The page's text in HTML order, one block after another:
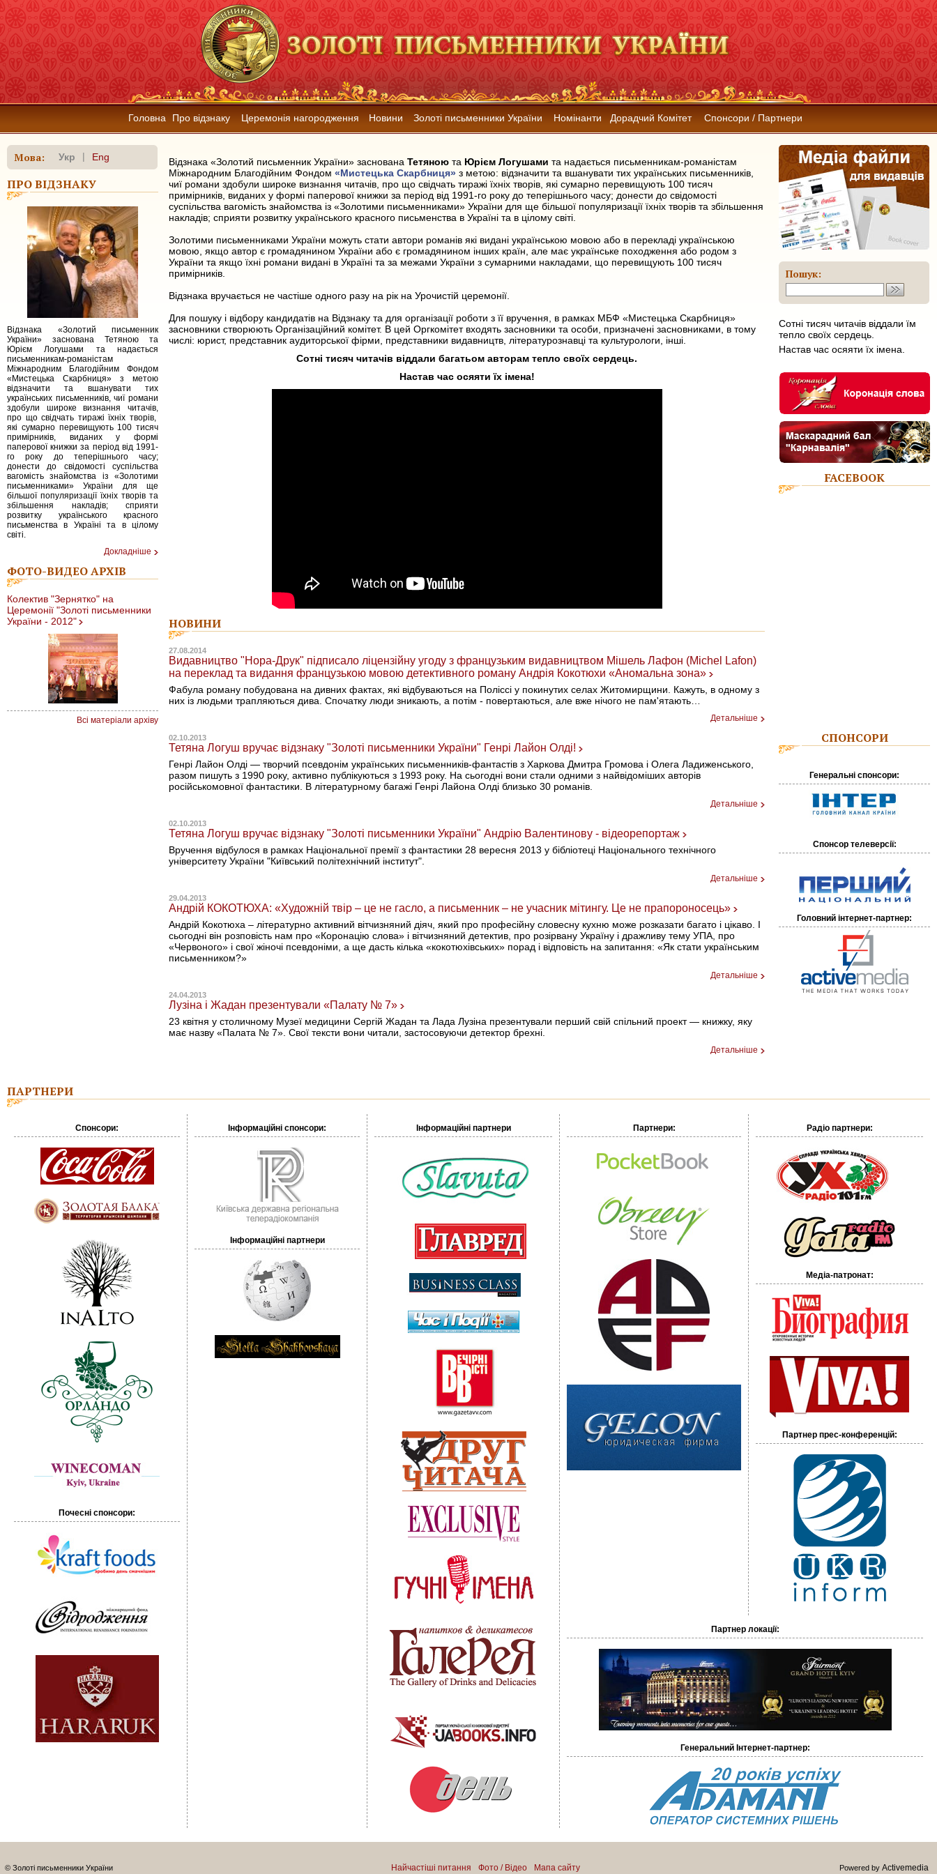
Головна Про відзнаку Церемонія нагородження Новини Золоті письменники України Номінанти Дорадчий Комітет Спонсори / Партнери
Мова: Укр | Eng
ПРО ВІДЗНАКУ
Відзнака «Золотий письменник
України» заснована Тетяною та
Юрієм Логушами та надається
письменникам-романістам
Міжнародним Благодійним Фондом
«Мистецька Скарбниця» з метою
відзначити та вшанувати тих
українських письменників, чиї романи
здобули широке визнання читачів,
про що свідчать тиражі їхніх творів,
які сумарно перевищують 100 тисяч
примірників, виданих у формі
паперової книжки за період від 1991-
го року до теперішнього часу;
донести до свідомості суспільства
вагомість знайомства із «Золотими
письменниками» України для ще
більшої популяризації їхніх творів та
збільшення накладів; сприяти
розвитку українського красного
письменства в Україні та в цілому
світі.
Докладнiше
ФОТО-ВИДЕО АРХІВ
Колектив "Зернятко" на
Церемонії "Золоті письменники
України - 2012"
Всі матеріали архіву
Відзнака «Золотий письменник України» заснована Тетяною та Юрієм Логушами та надається письменникам-романістам
Міжнародним Благодійним Фондом «Мистецька Скарбниця» з метою: відзначити та вшанувати тих українських письменників,
чиї романи здобули широке визнання читачів, про що свідчать тиражі їхніх творів, які сумарно перевищують 100 тисяч
примірників, виданих у формі паперової книжки за період від 1991-го року до теперішнього часу; донести до свідомості
суспільства вагомість знайомства із «Золотими письменниками» України для ще більшої популяризації їхніх творів та збільшення
накладів; сприяти розвитку українського красного письменства в Україні та в цілому світі.
Золотими письменниками України можуть стати автори романів які видані українською мовою або в перекладі українською
мовою, якщо автор є громадянином України або є громадянином інших країн, але має українське походження або родом з
України та якщо їхні романи видані в Україні та за межами України з сумарними накладами, що перевищують 100 тисяч
примірників.
Відзнака вручається не частіше одного разу на рік на Урочистій церемонії.
Для пошуку і відбору кандидатів на Відзнаку та для організації роботи з її вручення, в рамках МБФ «Мистецька Скарбниця»
засновники створюють Організаційний комітет. В цей Оргкомітет входять засновники та особи, призначені засновниками, в тому
числі: юрист, представник аудиторської фірми, представники видавництв, літературознавці та культурологи, інші.
Сотні тисяч читачів віддали багатьом авторам тепло своїх сердець.
Настав час осяяти їх імена!
НОВИНИ
27.08.2014
Видавництво "Нора-Друк" підписало ліцензійну угоду з французьким видавництвом Мішель Лафон (Michel Lafon)
на переклад та видання французькою мовою детективного роману Андрія Кокотюхи «Аномальна зона»
Фабула роману побудована на дивних фактах, які відбуваються на Поліссі у покинутих селах Житомирщини. Кажуть, в одному з
них із людьми трапляються дива. Спочатку люди зникають, а потім - повертаються, але вже нічого не пам'ятають…
Детальніше
02.10.2013
Тетяна Логуш вручає відзнаку "Золоті письменники України" Генрі Лайон Олді!
Генрі Лайон Олді — творчий псевдонім українських письменників-фантастів з Харкова Дмитра Громова і Олега Ладиженського,
разом пишуть з 1990 року, активно публікуються з 1993 року. На сьогодні вони стали одними з найвідоміших авторів
російськомовної фантастики. В літературному багажі Генрі Лайона Олді близько 30 романів.
Детальніше
02.10.2013
Тетяна Логуш вручає відзнаку "Золоті письменники України" Андрію Валентинову - відеорепортаж
Вручення відбулося в рамках Національної премії з фантастики 28 вересня 2013 у бібліотеці Національного технічного
університету України "Київський політехнічний інститут".
Детальніше
29.04.2013
Андрій КОКОТЮХА: «Художній твір – це не гасло, а письменник – не учасник мітингу. Це не прапороносець»
Андрій Кокотюха – літературно активний вітчизняний діяч, який про професійну словесну кухню може розказати багато і цікаво. І
сьогодні він розповість нам про «Коронацію слова» і вітчизняний детектив, про розірвану Україну і дражливу тему УПА, про
«Червоного» і свої жіночі псевдоніми, а ще дасть кілька «кокотюхівських» порад і відповість на запитання: «Як стати українським
письменником?»
Детальніше
24.04.2013
Лузіна і Жадан презентували «Палату № 7»
23 квітня у столичному Музеї медицини Сергій Жадан та Лада Лузіна презентували перший свій спільний проект — книжку, яку
має назву «Палата № 7». Свої тексти вони читали, застосовуючи детектор брехні.
Детальніше
Пошук:
Сотні тисяч читачів віддали їм
тепло своїх сердець.
Настав час осяяти їх імена.
FACEBOOK
СПОНСОРИ
Генеральні спонсори:
Спонсор телеверсії:
Головний iнтернет-партнер:
ПАРТНЕРИ
Спонсори:
Почесні спонсори:
Інформаційні спонсори:
Інформаційні партнери
Інформаційні партнери Партнери: Радіо партнери:
Медіа-патронат:
Партнер прес-конференцій:
Партнер локації:
Генеральний Інтернет-партнер:
© Золоті письменники України Найчастіші питання Фото / Відео Мапа сайту Powered by Activemedia